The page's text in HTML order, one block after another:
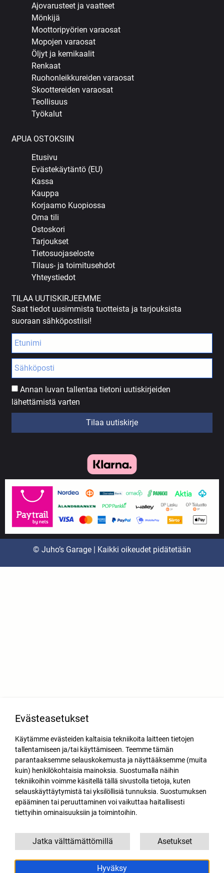
Ajovarusteet ja vaatteet
Mönkijä
Moottoripyörien varaosat
Mopojen varaosat
Öljyt ja kemikaalit
Renkaat
Ruohonleikkureiden varaosat
Skoottereiden varaosat
Teollisuus
Työkalut
APUA OSTOKSIIN
Etusivu
Evästekäytäntö (EU)
Kassa
Kauppa
Korjaamo Kuopiossa
Oma tili
Ostoskori
Tarjoukset
Tietosuojaseloste
Tilaus- ja toimitusehdot
Yhteystiedot
TILAA UUTISKIRJEEMME
Saat tiedot uusimmista tuotteista ja tarjouksista
suoraan sähköpostiisi!
Annan luvan tallentaa tietoni uutiskirjeiden
lähettämistä varten
Tilaa uutiskirje
© Juho’s Garage | Kaikki oikeudet pidätetään
Evästeasetukset
Käytämme evästeiden kaltaisia tekniikoita laitteen tietojen
tallentamiseen ja/tai käyttämiseen. Teemme tämän
parantaaksemme selauskokemusta ja näyttääksemme (muita
kuin) henkilökohtaisia mainoksia. Suostumalla näihin
tekniikoihin voimme käsitellä tällä sivustolla tietoja, kuten
selauskäyttäytymistä tai yksilöllisiä tunnuksia. Suostumuksen
epääminen tai peruuttaminen voi vaikuttaa haitallisesti
tiettyihin ominaisuuksiin ja toimintoihin.
Hyväksy
Asetukset
Jatka välttämättömillä